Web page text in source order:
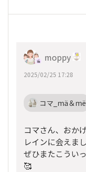
moppy
2025/02/25 17:28
コマ_mä＆më
コマさん、おか
レインに会えま
ぜひまたこうい
🥰